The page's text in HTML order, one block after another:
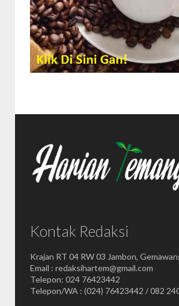
Kontak Redaksi
Krajan RT 04 RW 03 Jambon,
Email : redaksihartem@gmail.com
Telepon: 024 76423442
Telepon/WA : (024) 76423442 / 082